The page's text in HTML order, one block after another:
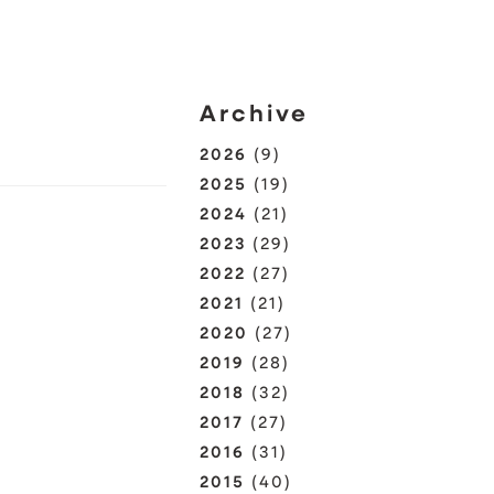
Archive
2026 (9)
2025 (19)
2024 (21)
2023 (29)
2022 (27)
2021 (21)
2020 (27)
2019 (28)
2018 (32)
2017 (27)
2016 (31)
2015 (40)